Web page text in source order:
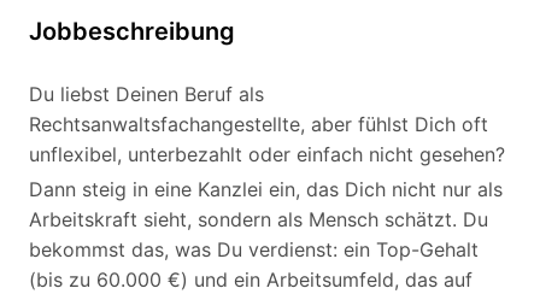
Jobbeschreibung
Du liebst Deinen Beruf als
Rechtsanwaltsfachangestellte, aber fühlst Dich oft
unflexibel, unterbezahlt oder einfach nicht gesehen?
Dann steig in eine Kanzlei ein, das Dich nicht nur als
Arbeitskraft sieht, sondern als Mensch schätzt. Du
bekommst das, was Du verdienst: ein Top-Gehalt
(bis zu 60.000 €) und ein Arbeitsumfeld, das auf